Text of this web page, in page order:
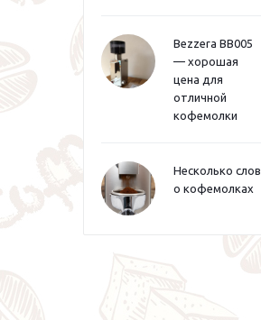
Bezzera BB005
— хорошая
цена для
отличной
кофемолки
Несколько слов
о кофемолках